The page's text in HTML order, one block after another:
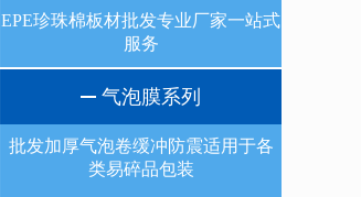
EPE珍珠棉板材批发专业厂家一站式
服务
气泡膜系列
批发加厚气泡卷缓冲防震适用于各
类易碎品包装